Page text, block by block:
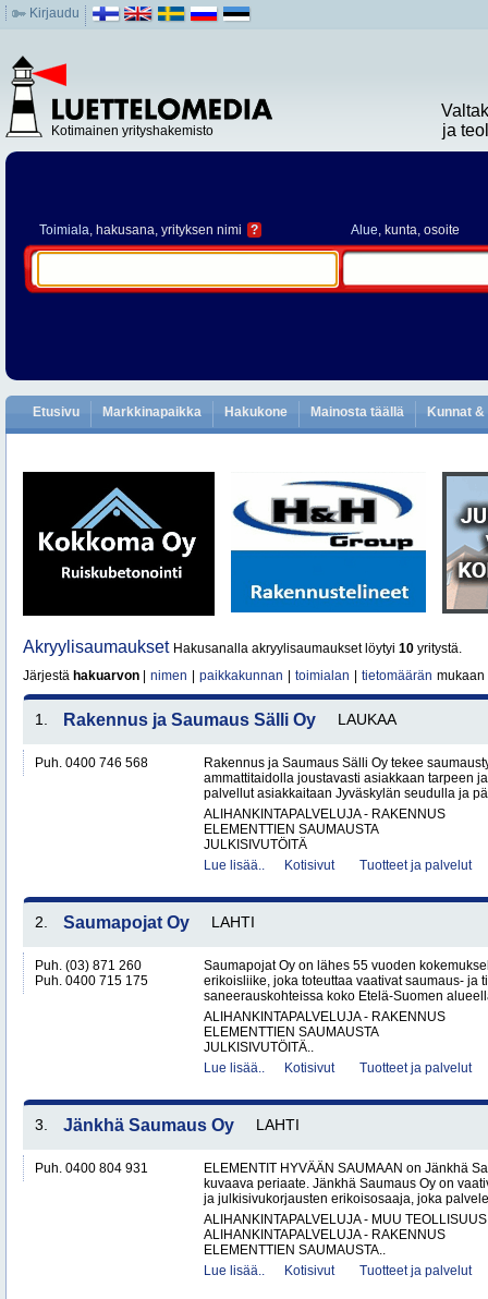
Kirjaudu
Kotimainen yrityshakemisto
ja
Toimiala, hakusana, yrityksen nimi ? Alue, kunta, osoite
Etusivu Markkinapaikka Hakukone Mainosta täällä Kunnat
Akryylisaumaukset Hakusanalla akryylisaumaukset löytyi 10 yritystä.
Järjestä hakuarvon nimen paikkakunnan toimialan tietomäärän mukaan
1. Rakennus ja Saumaus Sälli Oy LAUKAA
Puh. 0400 746 568
Rakennus ja Saumaus Sälli Oy tekee
ammattitaidolla joustavasti asiakkaan tarpeen
palvellut asiakkaitaan Jyväskylän seudulla ja
ALIHANKINTAPALVELUJA - RAKENNUS
ELEMENTTIEN SAUMAUSTA
JULKISIVUTÖITÄ
Lue lisää..
Kotisivut Tuotteet ja palvelut
2. Saumapojat Oy LAHTI
Puh. (03) 871 260
Puh. 0400 715 175
Saumapojat Oy on lähes 55 vuoden
erikoisliike, joka toteuttaa vaativat saumaus- ja
saneerauskohteissa koko Etelä-Suomen
ALIHANKINTAPALVELUJA - RAKENNUS
ELEMENTTIEN SAUMAUSTA
JULKISIVUTÖITÄ..
Lue lisää..
Kotisivut Tuotteet ja palvelut
3. Jänkhä Saumaus Oy LAHTI
Puh. 0400 804 931
ELEMENTIT HYVÄÄN SAUMAAN on Jänkhä
kuvaava periaate. Jänkhä Saumaus Oy on
ja julkisivukorjausten erikoisosaaja, joka
ALIHANKINTAPALVELUJA - MUU TEOLLISUUS
ALIHANKINTAPALVELUJA - RAKENNUS
ELEMENTTIEN SAUMAUSTA..
Lue lisää..
Kotisivut Tuotteet ja palvelut